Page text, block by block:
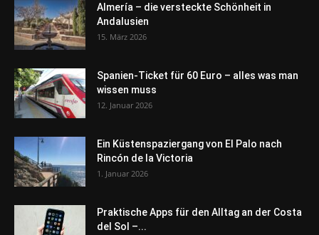
Almería – die versteckte Schönheit in
Andalusien
15. März 2026
Spanien-Ticket für 60 Euro – alles was man
wissen muss
12. Januar 2026
Ein Küstenspaziergang von El Palo nach
Rincón de la Victoria
1. Januar 2026
Praktische Apps für den Alltag an der Costa
del Sol –...